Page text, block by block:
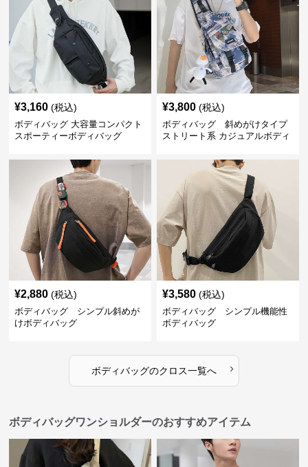
¥3,160 (税込)
ボディバッグ 大容量コンパクト
スポーティーボディバッグ
¥3,800 (税込)
ボディバッグ 斜めがけタイプ
ストリート系 カジュアルボディ
¥2,880 (税込)
ボディバッグ シンプル斜めが
けボディバッグ
¥3,580 (税込)
ボディバッグ シンプル機能性
ボディバッグ
ボディバッグのクロス一覧へ ›
ボディバッグワンショルダーのおすすめアイテム